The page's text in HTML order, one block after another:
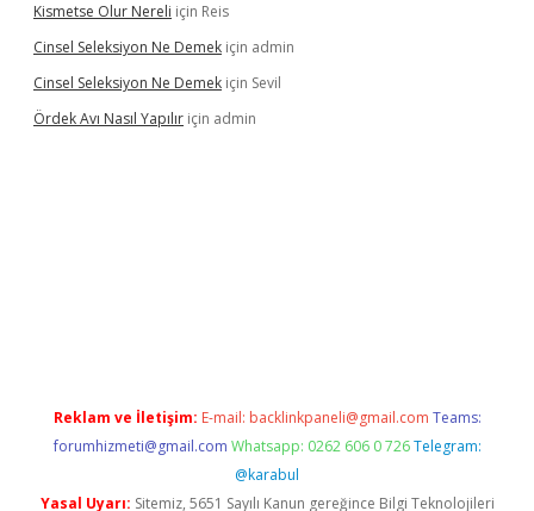
Kismetse Olur Nereli için Reis
Cinsel Seleksiyon Ne Demek için admin
Cinsel Seleksiyon Ne Demek için Sevil
Ördek Avı Nasıl Yapılır için admin
Reklam ve İletişim: E-mail: backlinkpaneli@gmail.com Teams:
forumhizmeti@gmail.com Whatsapp: 0262 606 0 726 Telegram:
@karabul
Yasal Uyarı: Sitemiz, 5651 Sayılı Kanun gereğince Bilgi Teknolojileri